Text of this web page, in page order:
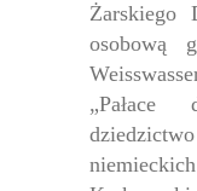
osobową
„Pałace